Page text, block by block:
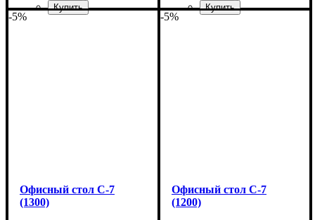
-5%
Офисный стол С-7
(1300)
-5%
Офисный стол С-7
(1200)